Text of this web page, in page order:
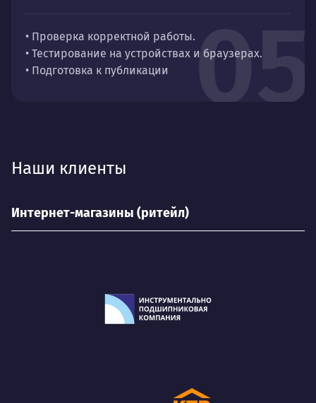
05
• Проверка корректной работы.
• Тестирование на устройствах и браузерах.
• Подготовка к публикации
Наши клиенты
Интернет-магазины (ритейл)